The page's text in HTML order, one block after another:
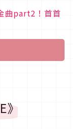
曲part2！首首
》